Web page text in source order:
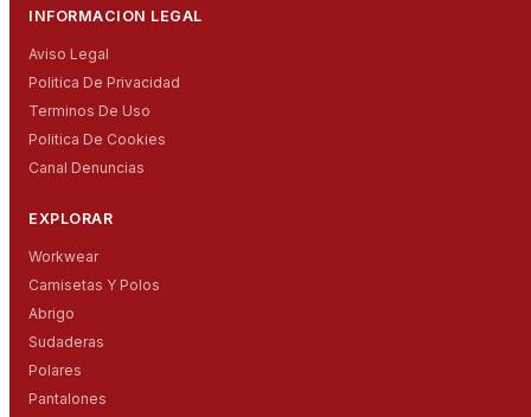
INFORMACION LEGAL
Aviso Legal
Politica De Privacidad
Terminos De Uso
Politica De Cookies
Canal Denuncias
EXPLORAR
Workwear
Camisetas Y Polos
Abrigo
Sudaderas
Polares
Pantalones